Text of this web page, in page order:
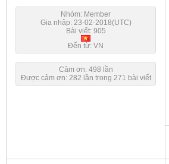
Nhóm: Member
Gia nhập: 23-02-2018(UTC)
Bài viết: 905
Đến từ: VN
Cảm ơn: 498 lần
Được cảm ơn: 282 lần trong 271 bài viết